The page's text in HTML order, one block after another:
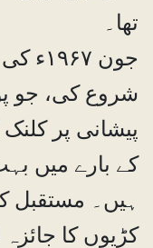
تھا۔
جون
شروع کی، جو
پیشانی پر
کے بارے میں
ہیں۔
کڑیوں کا